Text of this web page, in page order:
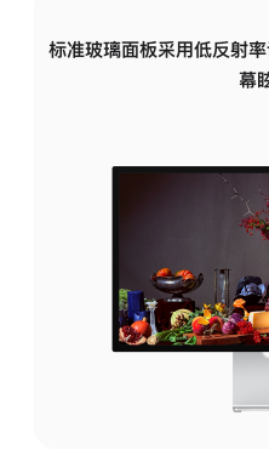
标准玻璃面板采用低反射
幕